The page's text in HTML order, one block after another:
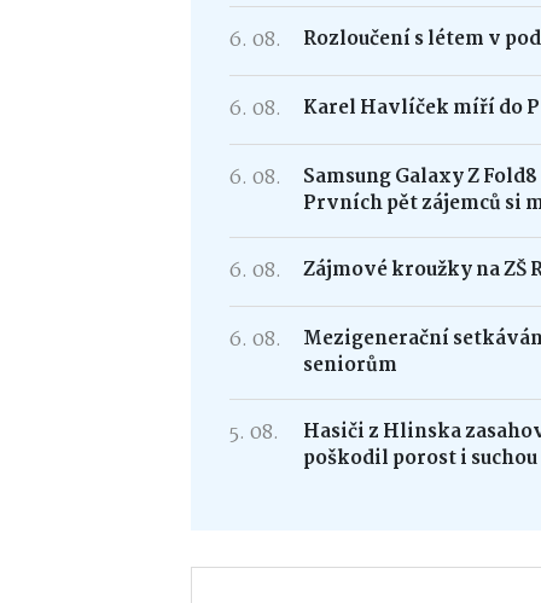
6. 08. Rozloučení s létem v
6. 08. Karel Havlíček míří do
6. 08.
Samsung Galaxy Z
Prvních pět zájemců si
6. 08. Zájmové kroužky na ZŠ
6. 08.
Mezigenerační
seniorům
5. 08.
Hasiči z Hlinska
poškodil porost i